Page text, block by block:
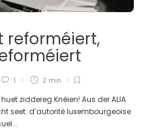
reforméiert,
1 2 min
ziddereg Knéien! Aus der ALIA
seet: d’autorité luxembourgeoise